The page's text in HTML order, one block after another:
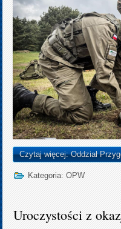
Czytaj więcej: Oddział
Kategoria:OPW
Uroczystości z